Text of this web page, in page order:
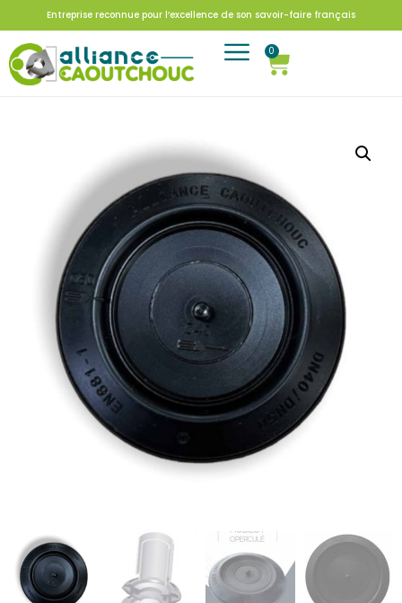
Entreprise reconnue pour l’excellence de son savoir-faire français
0